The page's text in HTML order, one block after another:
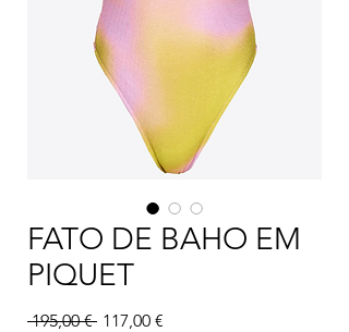
FATO DE BAHO EM
PIQUET
195,00 € Preço normal
117,00 €